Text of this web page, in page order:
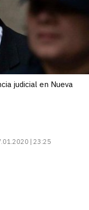
judicial en Nueva
| 23:25